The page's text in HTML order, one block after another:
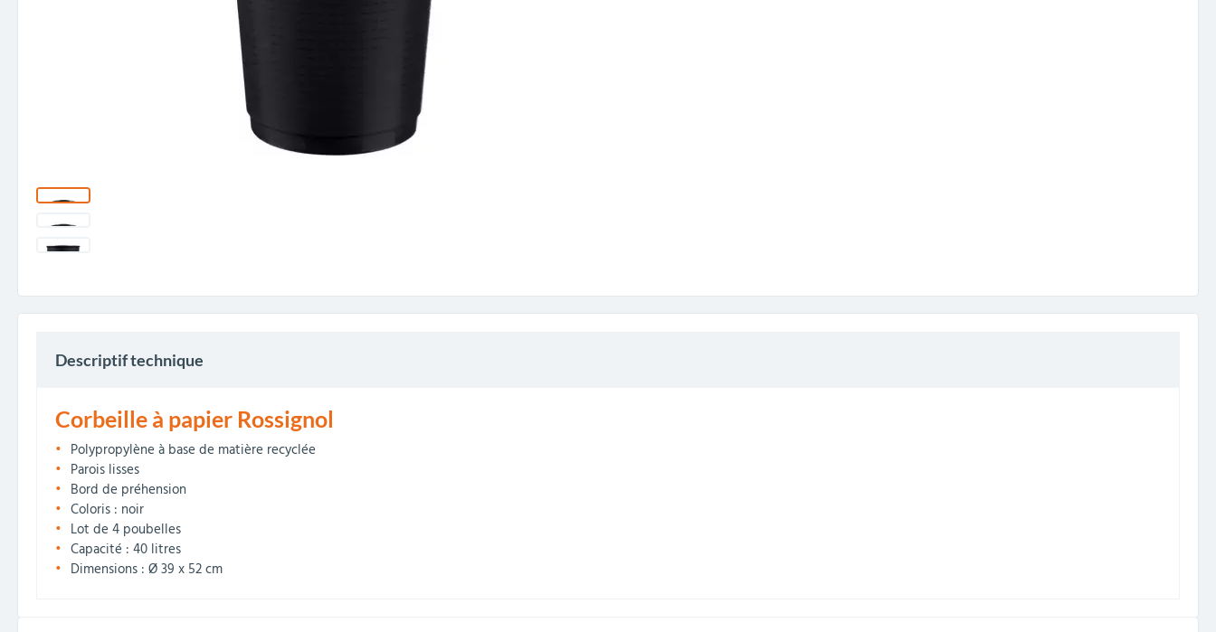
Descriptif technique
Corbeille à papier Rossignol
Polypropylène à base de matière recyclée
Parois lisses
Bord de préhension
Coloris : noir
Lot de 4 poubelles
Capacité : 40 litres
Dimensions : Ø 39 x 52 cm